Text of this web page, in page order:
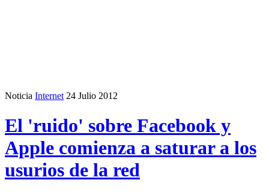
Noticia Internet 24 Julio 2012
El 'ruido' sobre Facebook y
Apple comienza a saturar a los
usurios de la red